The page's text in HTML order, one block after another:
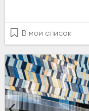
В мой список